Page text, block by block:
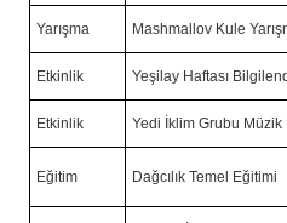
Yarışma Mashmallov Kule
Etkinlik Yeşilay Haftası
Etkinlik Yedi İklim Grubu Müzik
Eğitim Dağcılık Temel Eğitimi